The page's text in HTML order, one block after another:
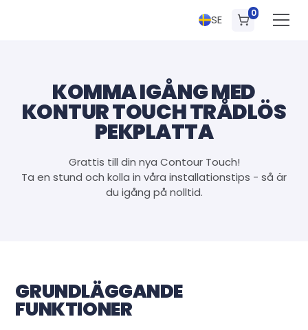
SE 0
KOMMA IGÅNG MED
KONTUR TOUCH TRÅDLÖS
PEKPLATTA
Grattis till din nya Contour Touch!
Ta en stund och kolla in våra installationstips - så är
du igång på nolltid.
GRUNDLÄGGANDE
FUNKTIONER